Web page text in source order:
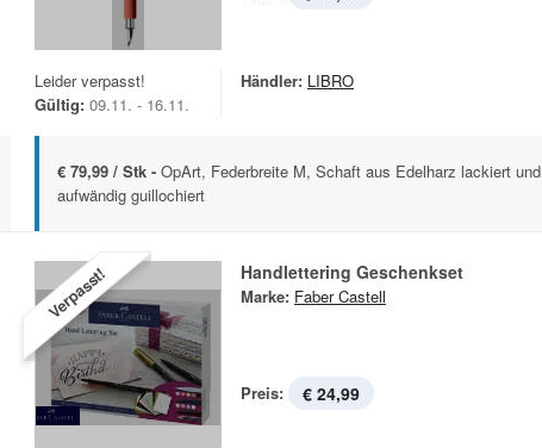
Leider verpasst!
Gültig: 09.11. - 16.11.
Händler: LIBRO
€ 79,99 / Stk - OpArt, Federbreite M, Schaft aus Edelharz lackiert und
aufwändig guillochiert
Verpasst! Handlettering Geschenkset
Marke: Faber Castell
Preis: € 24,99